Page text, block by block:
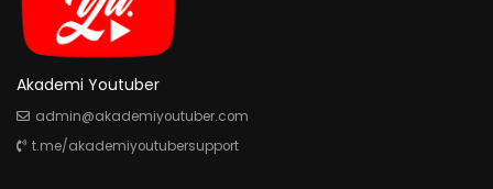
Akademi Youtuber
admin@akademiyoutuber.com
t.me/akademiyoutubersupport